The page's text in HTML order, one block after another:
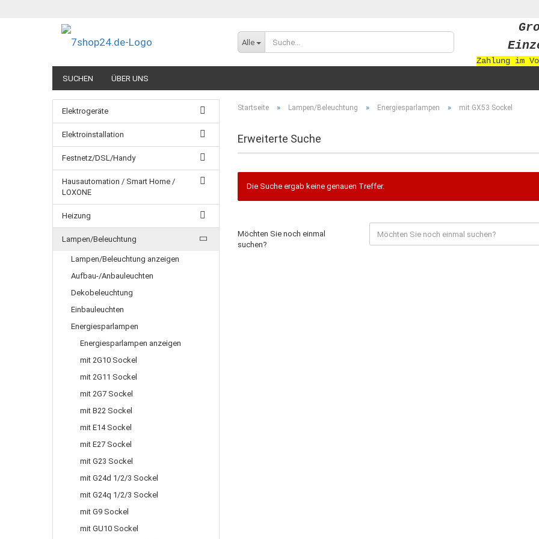
Alle
Zahlung im
SUCHEN ÜBER UNS
Startseite » Lampen/Beleuchtung » Energiesparlampen » mit GX53 Sockel
Erweiterte Suche
Die Suche ergab keine genauen Treffer.
Möchten Sie noch einmal
suchen?
Elektrogeräte
Elektroinstallation
Festnetz/DSL/Handy
Hausautomation / Smart Home /
LOXONE
Heizung
Lampen/Beleuchtung
Lampen/Beleuchtung anzeigen
Aufbau-/Anbauleuchten
Dekobeleuchtung
Einbauleuchten
Energiesparlampen
Energiesparlampen anzeigen
mit 2G10 Sockel
mit 2G11 Sockel
mit 2G7 Sockel
mit B22 Sockel
mit E14 Sockel
mit E27 Sockel
mit G23 Sockel
mit G24d 1/2/3 Sockel
mit G24q 1/2/3 Sockel
mit G9 Sockel
mit GU10 Sockel